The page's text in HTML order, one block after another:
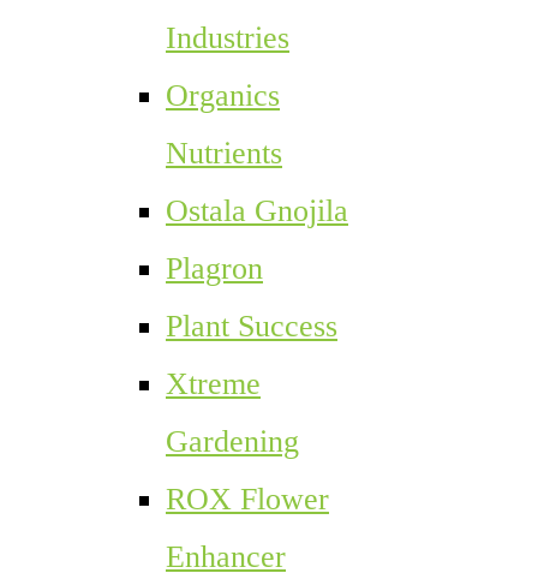
Industries
Organics
Nutrients
Ostala Gnojila
Plagron
Plant Success
Xtreme
Gardening
ROX Flower
Enhancer